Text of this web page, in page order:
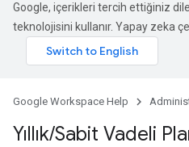
Google, içerikleri tercih ettiğiniz
teknolojisini kullanır. Yapay zeka
Google Workspace Help
Yıllık/Sabit Vadeli